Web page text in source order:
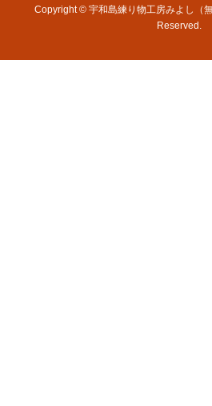
Copyright © 宇和島練り物工房みよし（
Reserved.